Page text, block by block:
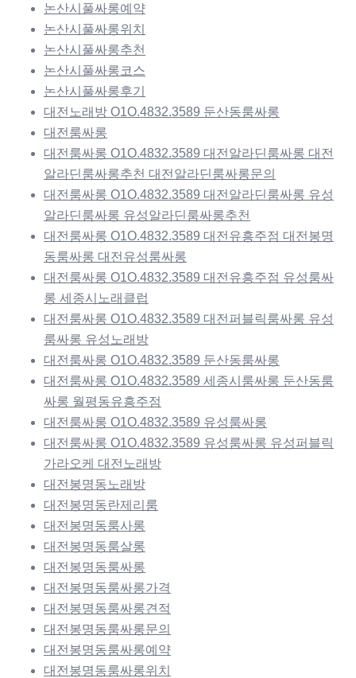
논산시풀싸롱예약
논산시풀싸롱위치
논산시풀싸롱추천
논산시풀싸롱코스
논산시풀싸롱후기
대전노래방 O1O.4832.3589 둔산동룸싸롱
대전룸싸롱
대전룸싸롱 O1O.4832.3589 대전알라딘룸싸롱 대전
알라딘룸싸롱추천 대전알라딘룸싸롱문의
대전룸싸롱 O1O.4832.3589 대전알라딘룸싸롱 유성
알라딘룸싸롱 유성알라딘룸싸롱추천
대전룸싸롱 O1O.4832.3589 대전유흥주점 대전봉명
동룸싸롱 대전유성룸싸롱
대전룸싸롱 O1O.4832.3589 대전유흥주점 유성룸싸
롱 세종시노래클럽
대전룸싸롱 O1O.4832.3589 대전퍼블릭룸싸롱 유성
룸싸롱 유성노래방
대전룸싸롱 O1O.4832.3589 둔산동룸싸롱
대전룸싸롱 O1O.4832.3589 세종시룸싸롱 둔산동룸
싸롱 월평동유흥주점
대전룸싸롱 O1O.4832.3589 유성룸싸롱
대전룸싸롱 O1O.4832.3589 유성룸싸롱 유성퍼블릭
가라오케 대전노래방
대전봉명동노래방
대전봉명동란제리룸
대전봉명동룸사롱
대전봉명동룸살롱
대전봉명동룸싸롱
대전봉명동룸싸롱가격
대전봉명동룸싸롱견적
대전봉명동룸싸롱문의
대전봉명동룸싸롱예약
대전봉명동룸싸롱위치